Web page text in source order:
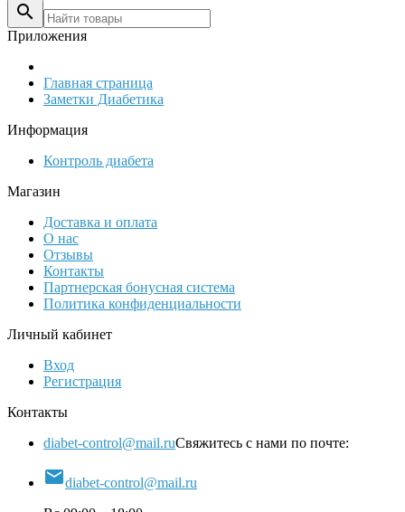

Приложения
Главная страница
Заметки Диабетика
Информация
Контроль диабета
Магазин
Доставка и оплата
О нас
Отзывы
Контакты
Партнерская бонусная система
Политика конфиденциальности
Личный кабинет
Вход
Регистрация
Контакты
diabet-control@mail.ruСвяжитесь с нами по почте:
diabet-control@mail.ru